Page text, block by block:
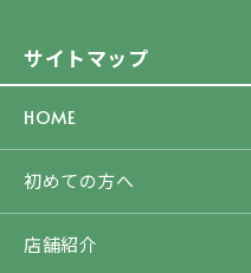
サイトマップ
HOME
初めての方へ
店舗紹介